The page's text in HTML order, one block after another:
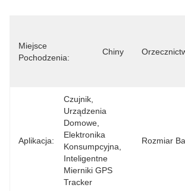
Miejsce
Pochodzenia:
Chiny
Aplikacja:
Czujnik,
Urządzenia
Domowe,
Elektronika
Konsumpcyjna,
Inteligentne
Mierniki GPS
Tracker
Rozmiar